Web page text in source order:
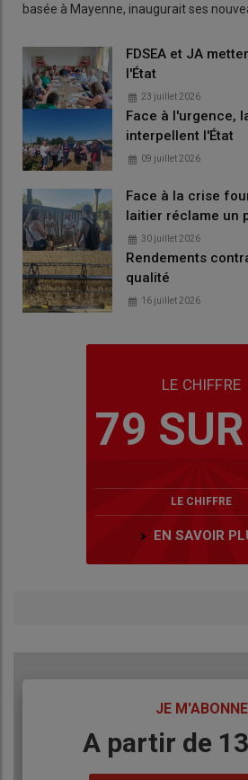
basée à Mayenne, inaugurait ses
FDSEA et JA
l'État
23 juillet 2026
Face à l'urgence,
interpellent l'État
09 juillet 2026
Face à la crise
laitier réclame un
30 juillet 2026
Rendements
qualité
16 juillet 2026
LE CHIFFRE
79
LE CHIFFRE
EN SAVOIR
JE M'ABONNE
BodyA partir de